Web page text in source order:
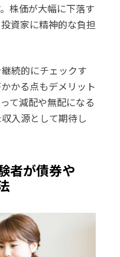
株価が大幅に下落す
資家に精神的な負担
続的にチェックす
かる点もデメリット
て減配や無配になる
入源として期待し
者が債券や